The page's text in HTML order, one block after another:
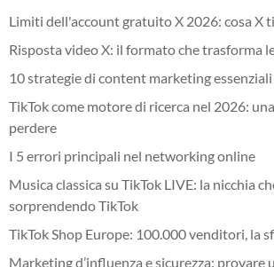
Limiti dell'account gratuito X 2026: cosa X
Risposta video X: il formato che trasforma
10 strategie di content marketing
TikTok come motore di ricerca nel 2026:
perdere
I 5 errori principali nel networking online
Musica classica su TikTok LIVE: la nicchia
sorprendendo TikTok
TikTok Shop Europe: 100.000 venditori, la
Marketing d’influenza e sicurezza: provare